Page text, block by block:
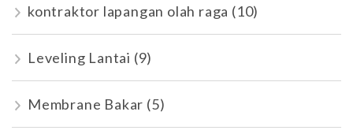
kontraktor lapangan olah raga (10)
Leveling Lantai (9)
Membrane Bakar (5)